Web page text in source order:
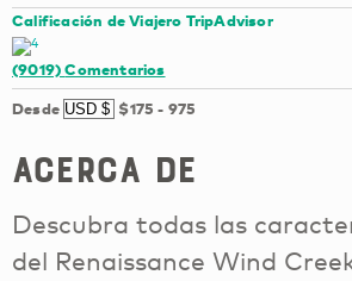
Calificación de Viajero TripAdvisor
(9019)Comentarios
Desde $175 - 975
Acerca de
Descubra todas las
del Renaissance Wind